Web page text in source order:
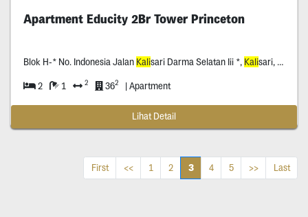
Apartment Educity 2Br Tower Princeton
Blok H-* No. Indonesia Jalan Kalisari Darma Selatan Iii *, Kalisari, Kec. Mulyorejo, Surabaya, Jawa Timur *****
2 1 2 362 | Apartment
Lihat Detail
First << 1 2 3 4 5 >> Last